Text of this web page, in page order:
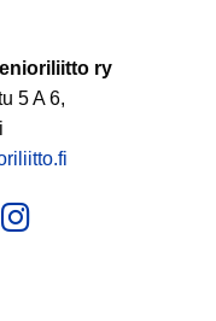
ry
5 A 6,
Instagram